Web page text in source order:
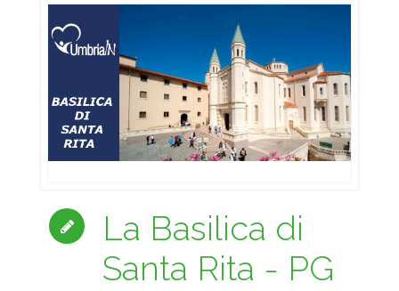
La Basilica di
Santa Rita - PG